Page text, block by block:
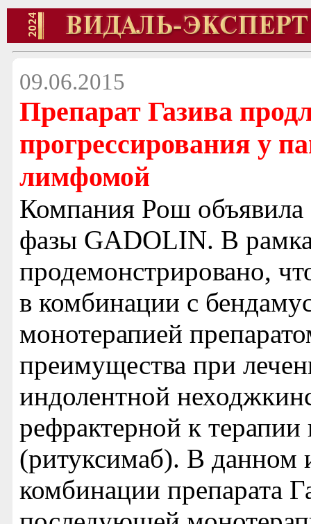
09.06.2015
Препарат Газива
прогрессирования у
лимфомой
Компания Рош объявила
фазы GADOLIN. В
продемонстрировано,
в комбинации с
монотерапией
преимущества при
индолентной
рефрактерной к
(ритуксимаб). В данном
комбинации препарата